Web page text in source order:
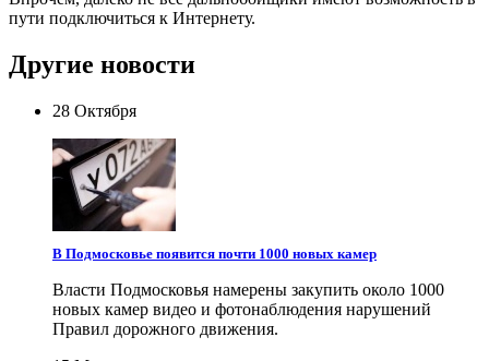
пути подключиться к Интернету.
Другие новости
28 Октября
В Подмосковье появится почти 1000 новых камер
Власти Подмосковья намерены закупить около 1000
новых камер видео и фотонаблюдения нарушений
Правил дорожного движения.